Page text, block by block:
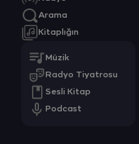
Arama
Kitaplığın
Müzik
Radyo Tiyatrosu
Sesli Kitap
Podcast